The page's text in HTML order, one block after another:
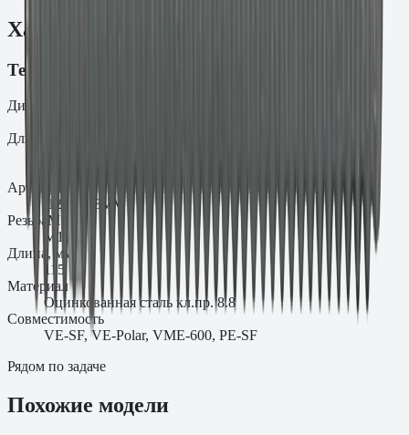
Характеристики
Технические характеристики
Диаметр
Длина
Артикул
.12.11588VM
Резьба M
M12
Длина, мм
115
Материал
Оцинкованная сталь кл.пр. 8.8
Совместимость
VE-SF, VE-Polar, VME-600, PE-SF
Рядом по задаче
Похожие модели